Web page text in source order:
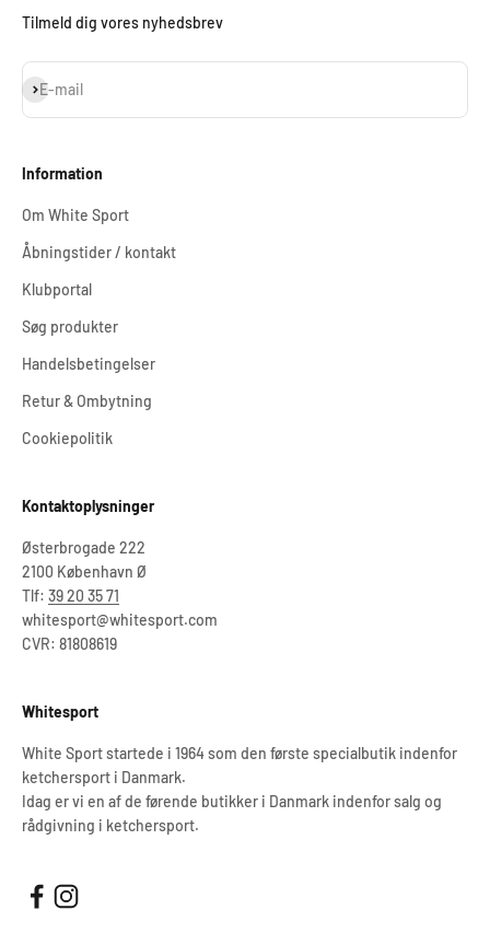
Tilmeld dig vores nyhedsbrev
E-mail
Abonnér
Information
Om White Sport
Åbningstider / kontakt
Klubportal
Søg produkter
Handelsbetingelser
Retur & Ombytning
Cookiepolitik
Kontaktoplysninger
Østerbrogade 222
2100 København Ø
Tlf: 39 20 35 71
whitesport@whitesport.com
CVR: 81808619
Whitesport
White Sport startede i 1964 som den første specialbutik indenfor
ketchersport i Danmark.
Idag er vi en af de førende butikker i Danmark indenfor salg og
rådgivning i ketchersport.